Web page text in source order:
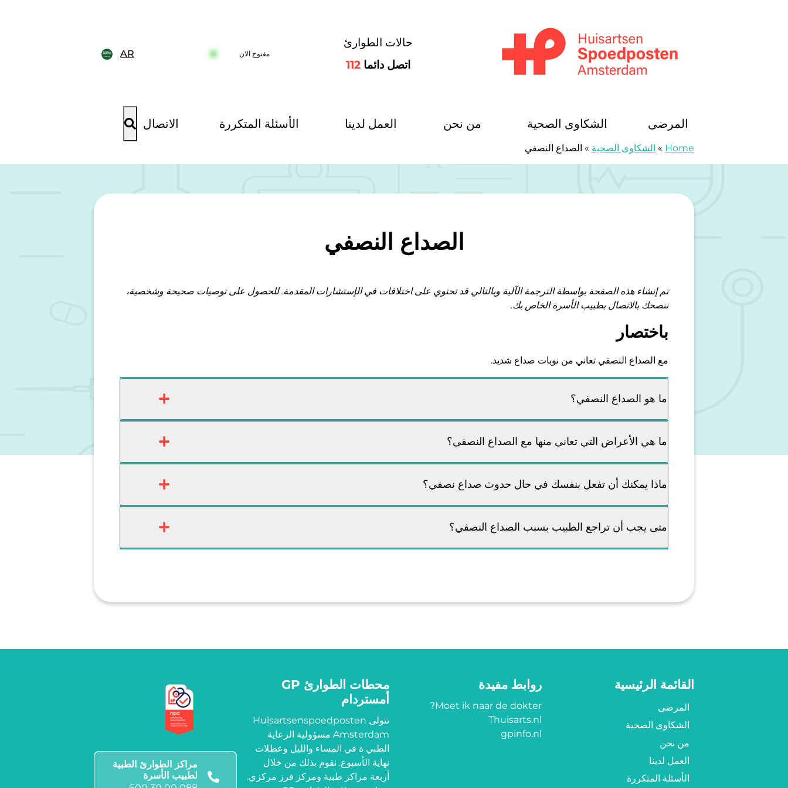
حالات الطوارئ
اتصل دائما 112
مفتوح الان AR
المرضى الشكاوى الصحية من نحن العمل لدينا الأسئلة المتكررة الاتصال
Home
» الشكاوى الصحية » الصداع النصفي
الصداع النصفي
تم إنشاء هذه الصفحة بواسطة الترجمة الآلية وبالتالي قد تحتوي على اختلافات في الإستشارات المقدمة. للحصول على توصيات صحيحة وشخصية،
ننصحك بالاتصال بطبيب الأسرة الخاص بك.
باختصار
مع الصداع النصفي تعاني من نوبات صداع شديد.
ما هو الصداع النصفي؟
ما هي الأعراض التي تعاني منها مع الصداع النصفي؟
ماذا يمكنك أن تفعل بنفسك في حال حدوث صداع نصفي؟
متى يجب أن تراجع الطبيب بسبب الصداع النصفي؟
القائمة الرئيسية
المرضى
الشكاوى الصحية
من نحن
العمل لدينا
الأسئلة المتكررة
روابط مفيدة
Moet ik naar de dokter?
Thuisarts.nl
gpinfo.nl
محطات الطوارئ GP
أمستردام
تتولى Huisartsenspoedposten
Amsterdam مسؤولية الرعاية
الطبي ة في المساء والليل وعطلات
نهاية الأسبوع. نقوم بذلك من خلال
أربعة مراكز طبية ومركز فرز مركزي.
مراكز الطوارئ الطبية
لطبيب الأسرة